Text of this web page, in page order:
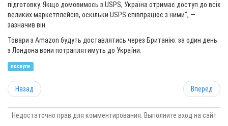
підготовку. Якщо домовимось з USPS, Україна отримає доступ до всіх
великих маркетплейсів, оскільки USPS співпрацює з ними", —
зазначив він.
Товари з Amazon будуть доставлятись через Британію: за один день
з Лондона вони потраплятимуть до України.
послуги
Назад Вперёд
Недостаточно прав для комментирования. Выполните вход на сайт